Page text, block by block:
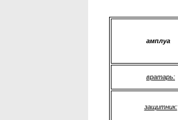
амплуа
вратарь:
защитник: